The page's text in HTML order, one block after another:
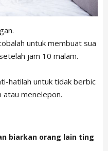
untuk membuat sua
jam 10 malam.
hatilah untuk tidak berbic
atau menelepon.
biarkan orang lain ting